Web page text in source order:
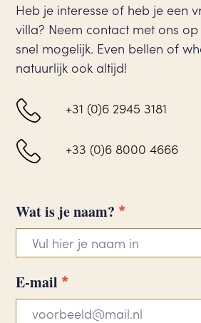
Heb je interesse of heb je een
villa? Neem contact met ons
snel mogelijk. Even bellen of
natuurlijk ook altijd!
+31 (0)6 2945 3181
+33 (0)6 8000 4666
Contactformulier
Porthos
Wat is je naam? *
E-mail *